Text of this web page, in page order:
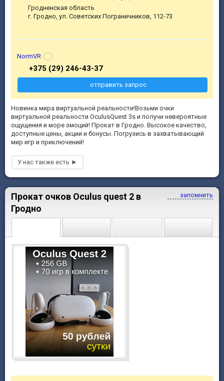
Новинка мира виртуальной реальности!Возьми очки
виртуальной реальности OculusQuest 3s и получи невероятные
ощущения и море эмоций! Прокат в Гродно. Высокое качество,
доступные цены, акции и бонусы. Погрузись в захватывающий
мир игр и приключений!
Гродненская область
г. Гродно, ул. Советских Пограничников, 112-73
NormVR
+375 (29) 246-43-37
отправить запрос
запомнить
Прокат очков Oculus quest 2 в
Гродно